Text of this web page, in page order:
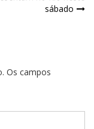
sábado
Os campos